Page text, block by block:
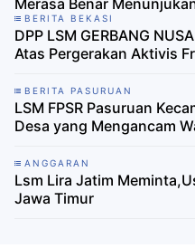
BERITA BEKASI
DPP LSM GERBANG
Atas Pergerakan Aktivis
BERITA PASURUAN
LSM FPSR Pasuruan
Desa yang Mengancam
ANGGARAN
Lsm Lira Jatim
Jawa Timur